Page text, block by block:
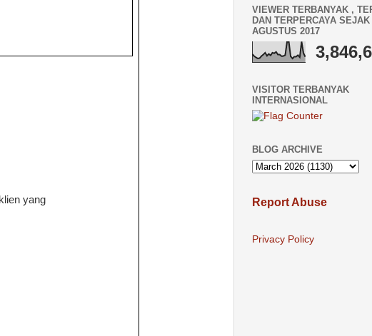
VIEWER TERBANYAK ,
DAN TERPERCAYA SEJAK
AGUSTUS 2017
VISITOR TERBANYAK
INTERNASIONAL
BLOG ARCHIVE
Report Abuse
Privacy Policy